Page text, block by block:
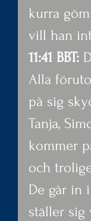
kurra
vill han
11:41 BBT:
Alla
på sig
Tanja,
kommer
och
De går in
ställer sig